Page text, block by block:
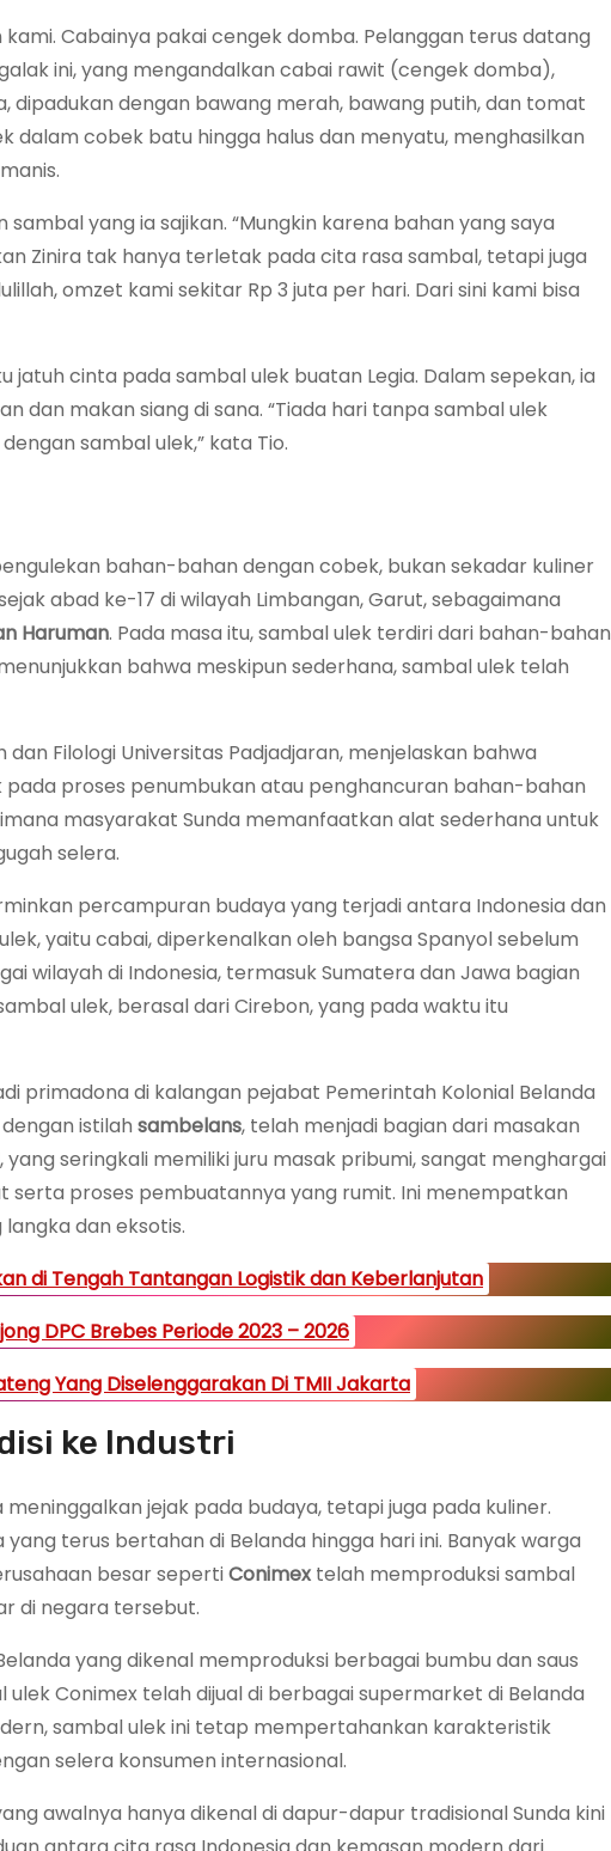
Cabainya pakai cengek domba. Pelanggan terus datang
ini, yang mengandalkan cabai rawit (cengek domba),
dipadukan dengan bawang merah, bawang putih, dan tomat
cobek batu hingga halus dan menyatu, menghasilkan
yang ia sajikan. “Mungkin karena bahan yang saya
Zinira tak hanya terletak pada cita rasa sambal, tetapi juga
omzet kami sekitar Rp 3 juta per hari. Dari sini kami bisa
jatuh cinta pada sambal ulek buatan Legia. Dalam sepekan, ia
dan makan siang di sana. “Tiada hari tanpa sambal ulek
sambal ulek,” kata Tio.
bahan-bahan dengan cobek, bukan sekadar kuliner
abad ke-17 di wilayah Limbangan, Garut, sebagaimana
Haruman. Pada masa itu, sambal ulek terdiri dari bahan-bahan
bahwa meskipun sederhana, sambal ulek telah
Filologi Universitas Padjadjaran, menjelaskan bahwa
proses penumbukan atau penghancuran bahan-bahan
masyarakat Sunda memanfaatkan alat sederhana untuk
selera.
percampuran budaya yang terjadi antara Indonesia dan
yaitu cabai, diperkenalkan oleh bangsa Spanyol sebelum
wilayah di Indonesia, termasuk Sumatera dan Jawa bagian
ulek, berasal dari Cirebon, yang pada waktu itu
primadona di kalangan pejabat Pemerintah Kolonial Belanda
istilah sambelans, telah menjadi bagian dari masakan
seringkali memiliki juru masak pribumi, sangat menghargai
proses pembuatannya yang rumit. Ini menempatkan
dan eksotis.
di Tengah Tantangan Logistik dan Keberlanjutan
DPC Brebes Periode 2023 – 2026
Yang Diselenggarakan Di TMII Jakarta
ke Industri
jejak pada budaya, tetapi juga pada kuliner.
terus bertahan di Belanda hingga hari ini. Banyak warga
besar sepertiConimex telah memproduksi sambal
di negara tersebut.
yang dikenal memproduksi berbagai bumbu dan saus
Conimex telah dijual di berbagai supermarket di Belanda
sambal ulek ini tetap mempertahankan karakteristik
selera konsumen internasional.
awalnya hanya dikenal di dapur-dapur tradisional Sunda kini